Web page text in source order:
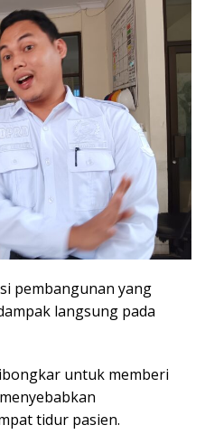
pembangunan yang
langsung pada
untuk memberi
tidur pasien.